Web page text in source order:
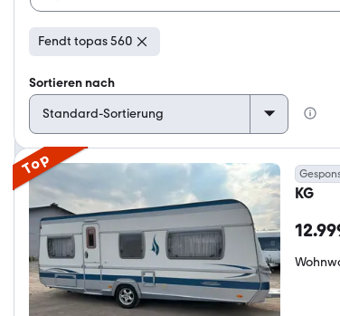
Fendt topas 560
Sortieren nach
Top
KG